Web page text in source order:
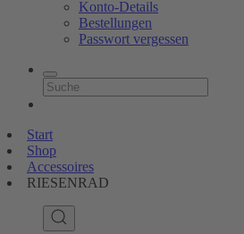
Konto-Details
Bestellungen
Passwort vergessen
Start
Shop
Accessoires
RIESENRAD